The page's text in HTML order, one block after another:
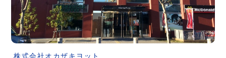
株式会社オカザキヨット